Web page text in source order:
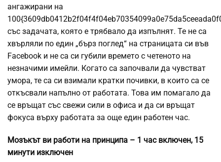
ангажирани на
със задачата, която е трябвало да изпълнят. Те не са
хвърляли по един „бърз поглед“ на страницата си във
Facebook и не са си губили времето с четеното на
незначими имейли. Когато са започвали да чувстват
умора, те са си взимали кратки почивки, в които са се
откъсвали напълно от работата. Това им помагало да
се връщат със свежи сили в офиса и да си връщат
фокуса върху работата за още един работен час.
Мозъкът ви работи на принципа – 1 час включен, 15
минути изключен